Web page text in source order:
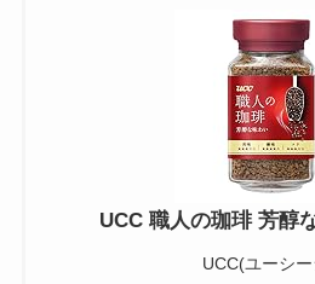
UCC 職人の珈琲 芳醇
UCC(ユーシ